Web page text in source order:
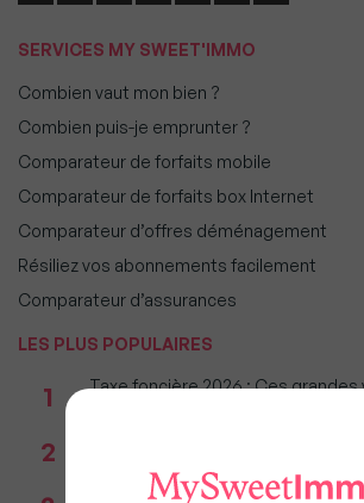
SERVICES MY SWEET'IMMO
Combien vaut mon bien ?
Combien puis-je emprunter ?
Comparateur de forfaits mobile
Comparateur de forfaits box Internet
Comparateur d’offres déménagement
Résiliez vos abonnements facilement
Comparateur d’assurances
LES PLUS POPULAIRES
1
Taxe foncière 2026 : Ces grandes
2
Immobilier : Ce que l’AI Act
Réseau immobilier : iad franchit le